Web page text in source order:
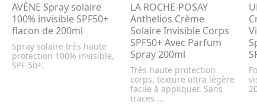
AVÈNE Spray solaire
100% invisible SPF50+
flacon de 200ml
Spray solaire très haute
protection 100% invisible,
SPF 50+.
LA ROCHE-POSAY
Anthelios Crème
Solaire Invisible Corps
SPF50+ Avec Parfum
Spray 200ml
Très haute protection
corps, texture ultra légère
facile à appliquer. Sans
traces ...